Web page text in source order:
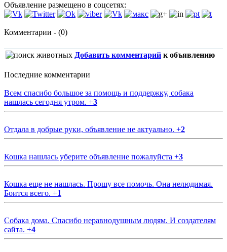
Объявление размещено в соцсетях:
Комментарии - (0)
Добавить комментарий к объявлению
Последние комментарии
Всем спасибо большое за помощь и поддержку, собака
нашлась сегодня утром. +3
Отдала в добрые руки, объявление не актуально. +2
Кошка нашлась уберите объявление пожалуйста +3
Кошка еще не нашлась. Прошу все помочь. Она нелюдимая.
Боится всего. +1
Собака дома. Спасибо неравнодушным людям. И создателям
сайта. +4